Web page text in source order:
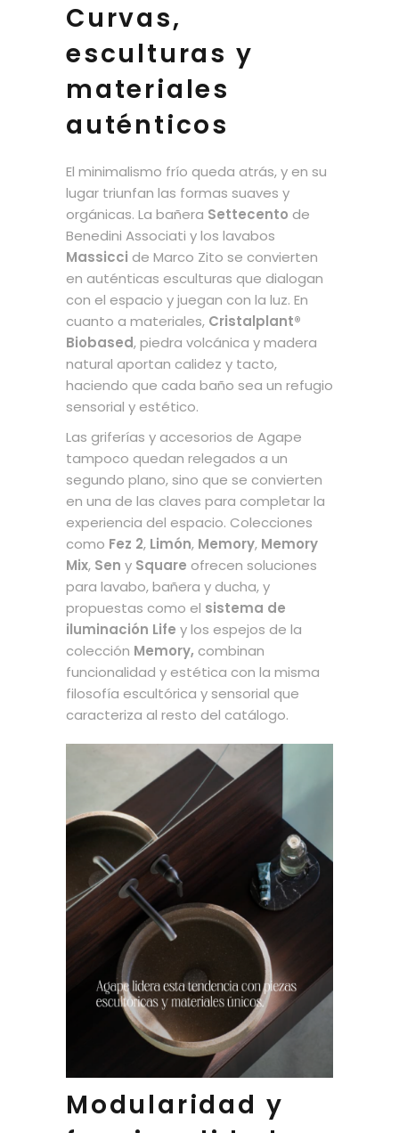
Curvas,
esculturas y
materiales
auténticos
El minimalismo frío queda atrás, y en su
lugar triunfan las formas suaves y
orgánicas. La bañera Settecento de
Benedini Associati y los lavabos
Massicci de Marco Zito se convierten
en auténticas esculturas que dialogan
con el espacio y juegan con la luz. En
cuanto a materiales, Cristalplant®
Biobased, piedra volcánica y madera
natural aportan calidez y tacto,
haciendo que cada baño sea un refugio
sensorial y estético.
Las griferías y accesorios de Agape
tampoco quedan relegados a un
segundo plano, sino que se convierten
en una de las claves para completar la
experiencia del espacio. Colecciones
como Fez 2, Limón, Memory, Memory
Mix, Sen y Square ofrecen soluciones
para lavabo, bañera y ducha, y
propuestas como el sistema de
iluminación Life y los espejos de la
colección Memory, combinan
funcionalidad y estética con la misma
filosofía escultórica y sensorial que
caracteriza al resto del catálogo.
Modularidad y